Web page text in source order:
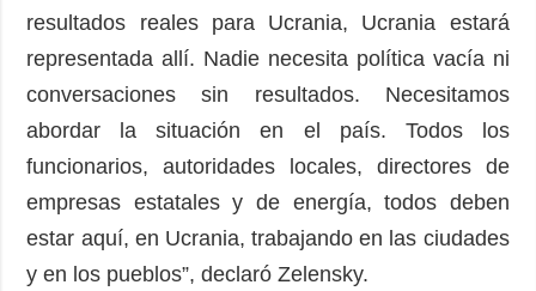
resultados reales para Ucrania, Ucrania estará
representada allí. Nadie necesita política vacía ni
conversaciones sin resultados. Necesitamos
abordar la situación en el país. Todos los
funcionarios, autoridades locales, directores de
empresas estatales y de energía, todos deben
estar aquí, en Ucrania, trabajando en las ciudades
y en los pueblos”, declaró Zelensky.